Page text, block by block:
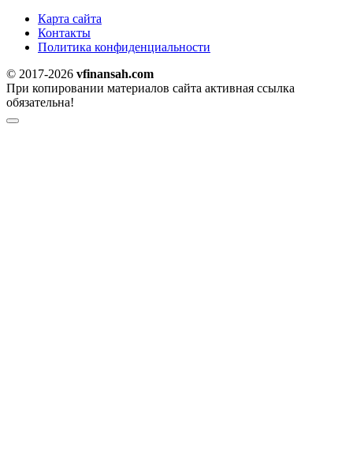
Карта сайта
Контакты
Политика конфиденциальности
© 2017-2026 vfinansah.com
При копировании материалов сайта активная ссылка
обязательна!